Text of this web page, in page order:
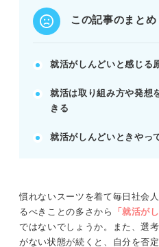
避けるべきNG行動と内
確にする。
る。
妥協せず、納得のいく企
POINT：就職エージェン
記事の該当箇所を見る
就活がしんどいのは
想を変えれば楽しめる
この記事のまとめ
就活がしんどいと感じる
就活は取り組み方や発想
きる
就活がしんどいときやっ
慣れないスーツを着て毎日社会
るべきことの多さから
「就活が
ではないでしょうか。また、選
がない状態が続くと、自分を否